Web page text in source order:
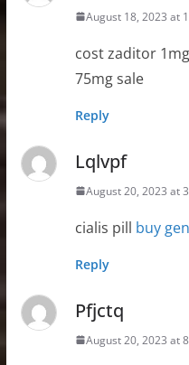
August 18, 2023 at
cost zaditor 1mg
75mg sale
Reply
Lqlvpf
August 20, 2023 at
cialis pill buy
Reply
Pfjctq
August 20, 2023 at